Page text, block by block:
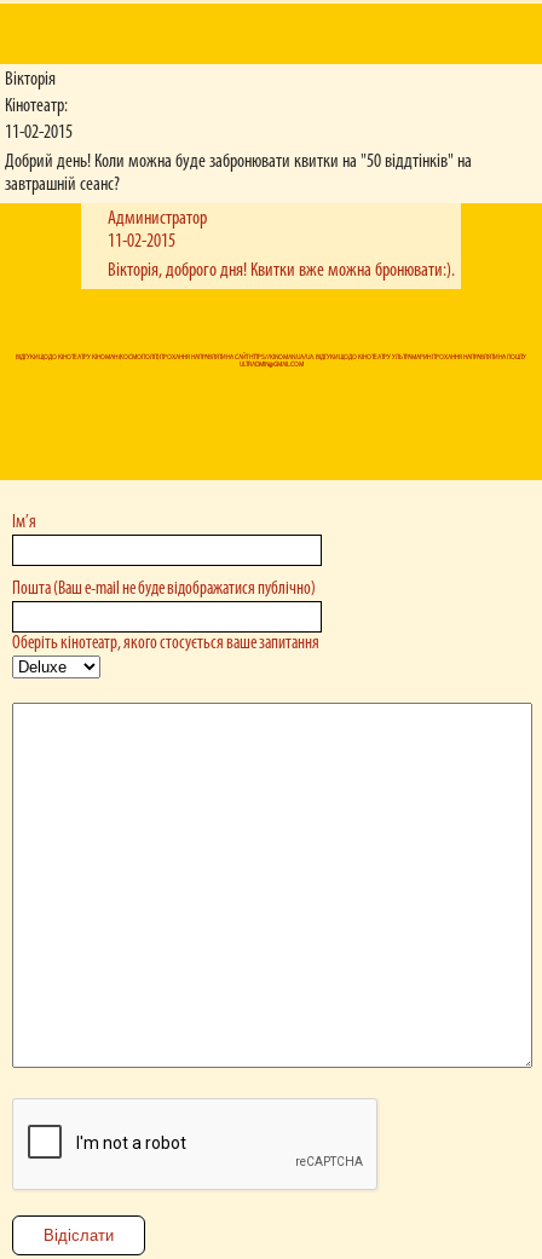
Вікторія
Кінотеатр:
11-02-2015
Добрий день! Коли можна буде забронювати квитки на "50 віддтінків" на
завтрашній сеанс?
Администратор
11-02-2015
Вікторія, доброго дня! Квитки вже можна бронювати:).
ВІДГУКИ ЩОДО КІНОТЕАТРУ КІНОМАН (КОСМОПОЛІТ) ПРОХАННЯ НАПРАВЛЯТИ НА САЙТ HTTPS://KINOMAN.UA/UA. ВІДГУКИ ЩОДО КІНОТЕАТРУ УЛЬТРАМАРИН ПРОХАННЯ НАПРАВЛЯТИ НА ПОШТУ
ULTRADMIN@GMAIL.COM
Ім’я
Пошта (Ваш e-mail не буде відображатися публічно)
Оберіть кінотеатр, якого стосується ваше запитання